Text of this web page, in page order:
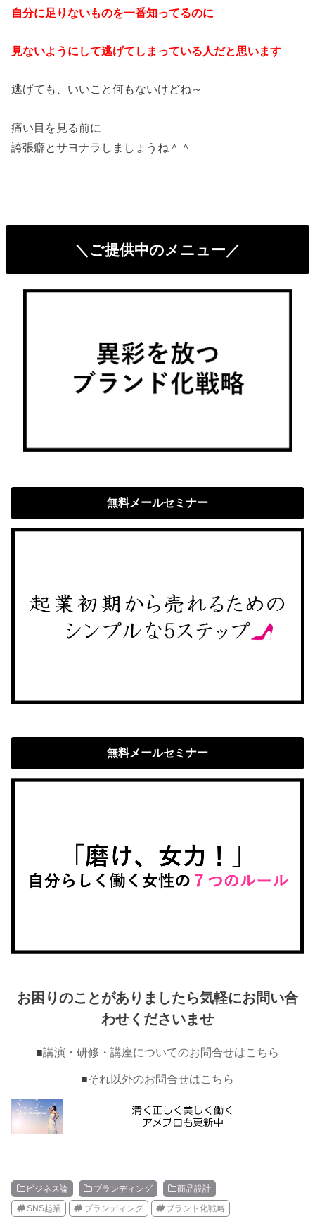
自分に足りないものを一番知ってるのに
見ないようにして逃げてしまっている人だと思います
逃げても、いいこと何もないけどね～
痛い目を見る前に
誇張癖とサヨナラしましょうね＾＾
＼ご提供中のメニュー／
無料メールセミナー
無料メールセミナー
お困りのことがありましたら気軽にお問い合
わせくださいませ
■講演・研修・講座についてのお問合せはこちら
■それ以外のお問合せはこちら
ビジネス論 ブランディング 商品設計
SNS起業 ブランディング ブランド化戦略